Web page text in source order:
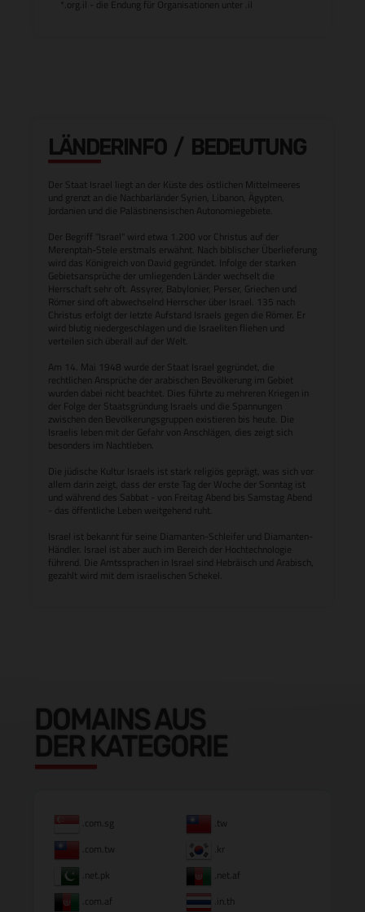
*.org.il - die Endung für Organisationen unter .il
LÄNDERINFO / BEDEUTUNG
Der Staat Israel liegt an der Küste des östlichen Mittelmeeres
und grenzt an die Nachbarländer Syrien, Libanon, Ägypten,
Jordanien und die Palästinensischen Autonomiegebiete.
Der Begriff "Israel" wird etwa 1.200 vor Christus auf der
Merenptah-Stele erstmals erwähnt. Nach biblischer Überlieferung
wird das Königreich von David gegründet. Infolge der starken
Gebietsansprüche der umliegenden Länder wechselt die
Herrschaft sehr oft. Assyrer, Babylonier, Perser, Griechen und
Römer sind oft abwechselnd Herrscher über Israel. 135 nach
Christus erfolgt der letzte Aufstand Israels gegen die Römer. Er
wird blutig niedergeschlagen und die Israeliten fliehen und
verteilen sich überall auf der Welt.
Am 14. Mai 1948 wurde der Staat Israel gegründet, die
rechtlichen Ansprüche der arabischen Bevölkerung im Gebiet
wurden dabei nicht beachtet. Dies führte zu mehreren Kriegen in
der Folge der Staatsgründung Israels und die Spannungen
zwischen den Bevölkerungsgruppen existieren bis heute. Die
Israelis leben mit der Gefahr von Anschlägen, dies zeigt sich
besonders im Nachtleben.
Die jüdische Kultur Israels ist stark religiös geprägt, was sich vor
allem darin zeigt, dass der erste Tag der Woche der Sonntag ist
und während des Sabbat - von Freitag Abend bis Samstag Abend
- das öffentliche Leben weitgehend ruht.
Israel ist bekannt für seine Diamanten-Schleifer und Diamanten-
Händler. Israel ist aber auch im Bereich der Hochtechnologie
führend. Die Amtssprachen in Israel sind Hebräisch und Arabisch,
gezahlt wird mit dem israelischen Schekel.
DOMAINS AUS
DER KATEGORIE
.com.sg
.tw
.com.tw
.kr
.net.pk
.net.af
.com.af
.in.th